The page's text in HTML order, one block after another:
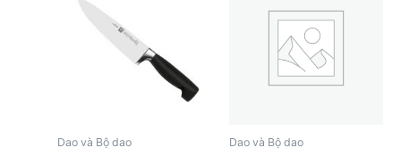
Dao và Bộ dao Dao và Bộ dao